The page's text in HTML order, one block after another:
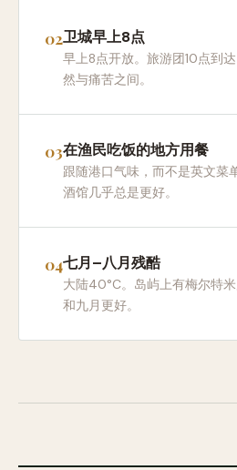
卫城早上8点
早上8点开放。旅游团10点到
然与痛苦之间。
在渔民吃饭的地方用餐
跟随港口气味，而不是英文菜
酒馆几乎总是更好。
七月–八月残酷
大陆40°C。岛屿上有梅尔特米
和九月更好。